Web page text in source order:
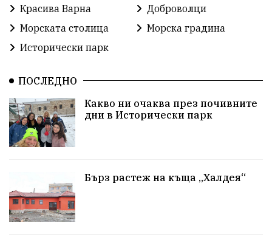
Красива Варна
Доброволци
Морската столица
Морска градина
Исторически парк
ПОСЛЕДНО
Какво ни очаква през почивните
дни в Исторически парк
Бърз растеж на къща „Халдея“